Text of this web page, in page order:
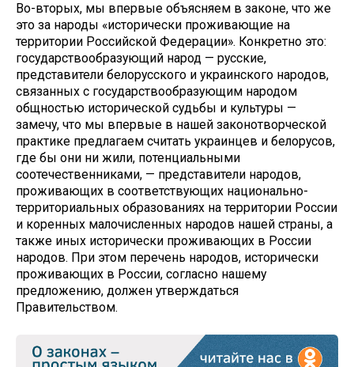
Во-вторых, мы впервые объясняем в законе, что же
это за народы «исторически проживающие на
территории Российской Федерации». Конкретно это:
государствообразующий народ — русские,
представители белорусского и украинского народов,
связанных с государствообразующим народом
общностью исторической судьбы и культуры —
замечу, что мы впервые в нашей законотворческой
практике предлагаем считать украинцев и белорусов,
где бы они ни жили, потенциальными
соотечественниками, — представители народов,
проживающих в соответствующих национально-
территориальных образованиях на территории России
и коренных малочисленных народов нашей страны, а
также иных исторически проживающих в России
народов. При этом перечень народов, исторически
проживающих в России, согласно нашему
предложению, должен утверждаться
Правительством.